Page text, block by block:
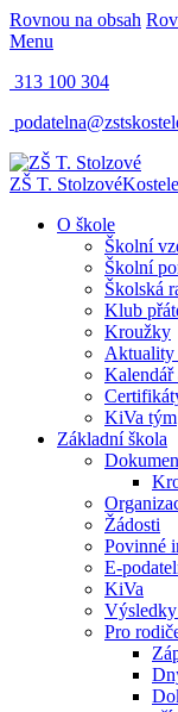
Rovnou na obsah
Menu
313 100 304
ZŠ T. Stolzové
O škole
Školní
Školní
Školská
Klub
Kroužky
Aktuality
Kalendář
KiVa tým
Základní škola
Žádosti
Povinné
E-
KiVa
Pro